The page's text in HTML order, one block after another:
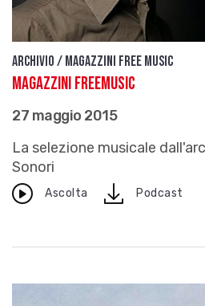
Archivio / Magazzini free music
Magazzini FreeMusic
27 maggio 2015
La selezione musicale
Sonori
Ascolta downloadPodcast